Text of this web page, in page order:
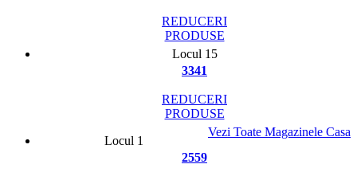
REDUCERI
PRODUSE
Locul 15
3341
REDUCERI
PRODUSE
Vezi Toate Magazinele Casa
Locul 1
2559